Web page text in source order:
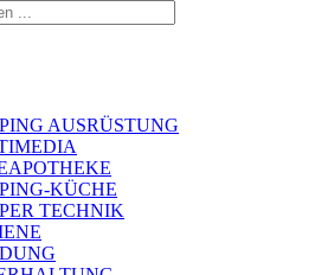
AUSRÜSTUNG
KÜCHE
TECHNIK